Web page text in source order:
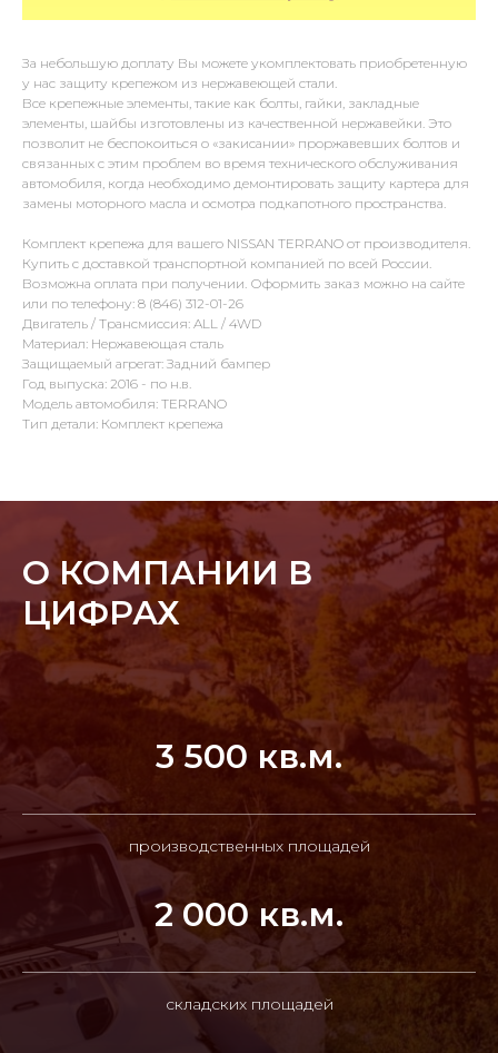
За небольшую доплату Вы можете укомплектовать приобретенную
у нас защиту крепежом из нержавеющей стали.
Все крепежные элементы, такие как болты, гайки, закладные
элементы, шайбы изготовлены из качественной нержавейки. Это
позволит не беспокоиться о «закисании» проржавевших болтов и
связанных с этим проблем во время технического обслуживания
автомобиля, когда необходимо демонтировать защиту картера для
замены моторного масла и осмотра подкапотного пространства.
Комплект крепежа для вашего NISSAN TERRANO от производителя.
Купить с доставкой транспортной компанией по всей России.
Возможна оплата при получении. Оформить заказ можно на сайте
или по телефону: 8 (846) 312-01-26
Двигатель / Трансмиссия: ALL / 4WD
Материал: Нержавеющая сталь
Защищаемый агрегат: Задний бампер
Год выпуска: 2016 - по н.в.
Модель автомобиля: TERRANO
Тип детали: Комплект крепежа
О КОМПАНИИ В
ЦИФРАХ
3 500 кв.м.
производственных площадей
2 000 кв.м.
складских площадей